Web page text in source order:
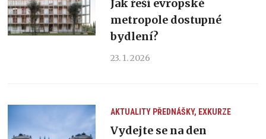
Jak řeší evropské
metropole dostupné
bydlení?
23. 1. 2026
AKTUALITY PŘEDNÁŠKY, EXKURZE
Vydejte se na den